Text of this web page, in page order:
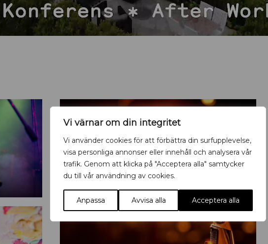
Vi värnar om din integritet
Vi använder cookies för att förbättra din surfupplevelse,
visa personliga annonser eller innehåll och analysera vår
trafik. Genom att klicka på "Acceptera alla" samtycker
du till vår användning av cookies.
Anpassa Avvisa alla Acceptera alla